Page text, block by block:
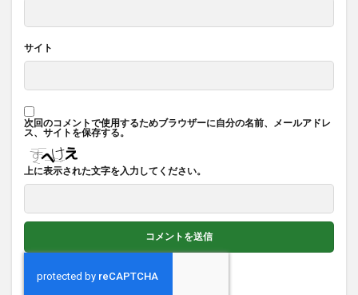
サイト
次回のコメントで使用するためブラウザーに自分の名前、メールアドレ
ス、サイトを保存する。
上に表示された文字を入力してください。